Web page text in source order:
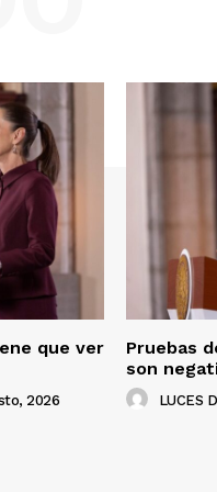
que ver
2026
Pruebas
son
LUCES